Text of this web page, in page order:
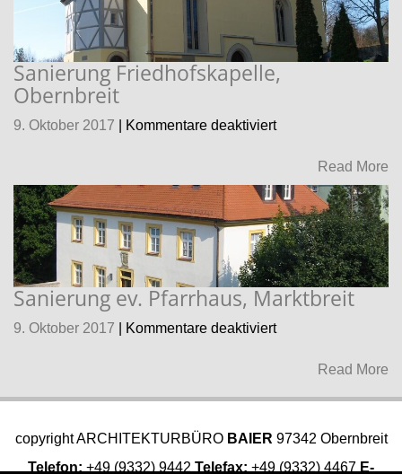
Sanierung Friedhofskapelle,
Obernbreit
9. Oktober 2017 Kommentare deaktiviertfür
Friedhofskapelle,
Obernbreit
Read More
Sanierung ev. Pfarrhaus, Marktbreit
9. Oktober 2017 Kommentare deaktiviertfür
Read More
copyright ARCHITEKTURBÜRO BAIER 97342 Obernbreit
Telefon:+49 (9332) 9442Telefax:+49 (9332) 4467E-